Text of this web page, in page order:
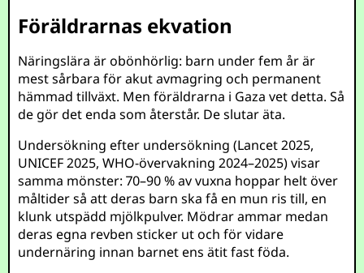
Föräldrarnas ekvation
Näringslära är obönhörlig: barn under fem år är
mest sårbara för akut avmagring och permanent
hämmad tillväxt. Men föräldrarna i Gaza vet detta. Så
de gör det enda som återstår. De slutar äta.
Undersökning efter undersökning (Lancet 2025,
UNICEF 2025, WHO-övervakning 2024–2025) visar
samma mönster: 70–90 % av vuxna hoppar helt över
måltider så att deras barn ska få en mun ris till, en
klunk utspädd mjölkpulver. Mödrar ammar medan
deras egna revben sticker ut och för vidare
undernäring innan barnet ens ätit fast föda.